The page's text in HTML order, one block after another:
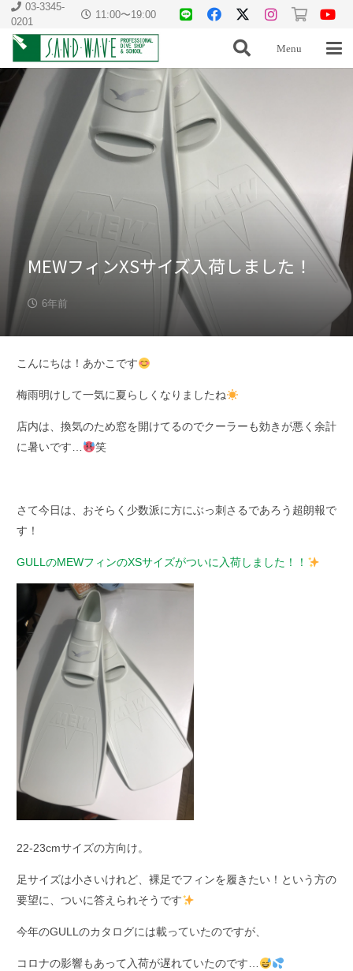
03-3345-
0201
11:00〜19:00
Menu
MEWフィンXSサイズ入荷しました！
6年前
こんにちは！あかこです
梅雨明けして一気に夏らしくなりましたね
店内は、換気のため窓を開けてるのでクーラーも効きが悪く余計
に暑いです…
笑
さて今日は、おそらく少数派に方にぶっ刺さるであろう超朗報で
す！
GULLのMEWフィンのXSサイズがついに入荷しました！！
22-23cmサイズの方向け。
足サイズは小さいけれど、裸足でフィンを履きたい！という方の
要望に、ついに答えられそうです
今年のGULLのカタログには載っていたのですが、
コロナの影響もあって入荷が遅れていたのです…